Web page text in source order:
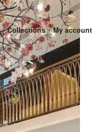
Collections My account